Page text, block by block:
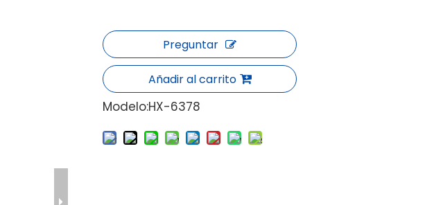
Preguntar
Añadir al carrito
Modelo:HX-6378